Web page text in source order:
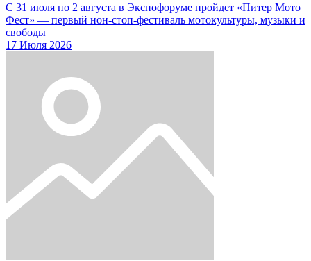
С 31 июля по 2 августа в Экспофоруме пройдет «Питер Мото
Фест» — первый нон-стоп-фестиваль мотокультуры, музыки и
свободы
17 Июля 2026